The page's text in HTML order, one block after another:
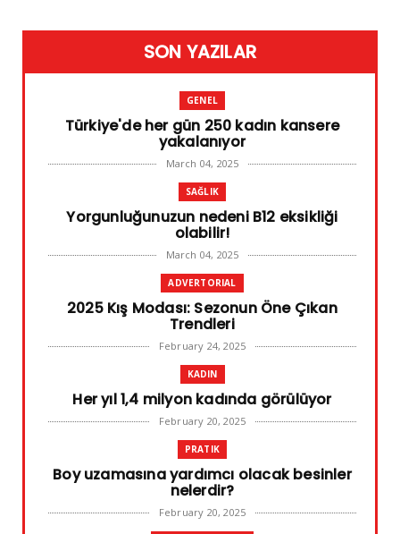
SON YAZILAR
GENEL
Türkiye'de her gün 250 kadın kansere
yakalanıyor
March 04, 2025
SAĞLIK
Yorgunluğunuzun nedeni B12 eksikliği
olabilir!
March 04, 2025
ADVERTORIAL
2025 Kış Modası: Sezonun Öne Çıkan
Trendleri
February 24, 2025
KADIN
Her yıl 1,4 milyon kadında görülüyor
February 20, 2025
PRATIK
Boy uzamasına yardımcı olacak besinler
nelerdir?
February 20, 2025